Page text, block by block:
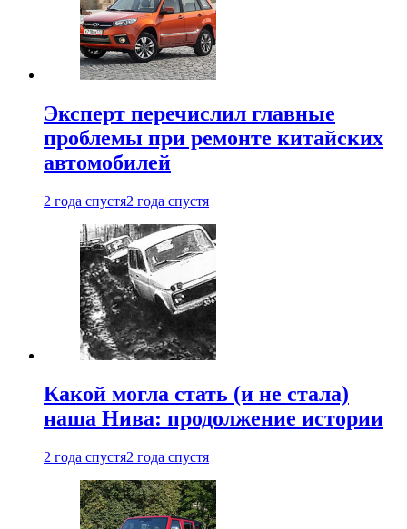
Эксперт перечислил главные
проблемы при ремонте китайских
автомобилей
2 года спустя2 года спустя
Какой могла стать (и не стала)
наша Нива: продолжение истории
2 года спустя2 года спустя